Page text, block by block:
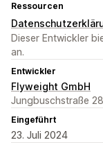
Ressourcen
Dieser Entwickler
an.
Entwickler
Flyweight GmbH
Jungbuschstraße
Eingeführt
23. Juli 2024